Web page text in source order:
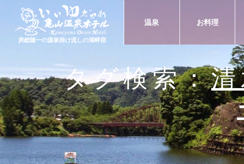
房総随一の源泉掛け流しの湖畔宿
温泉 お料理
タグ検索：